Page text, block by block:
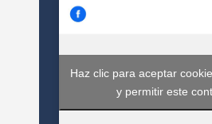
Haz clic para aceptar
y permitir este